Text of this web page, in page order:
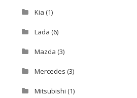
Kia (1)
Lada (6)
Mazda (3)
Mercedes (3)
Mitsubishi (1)